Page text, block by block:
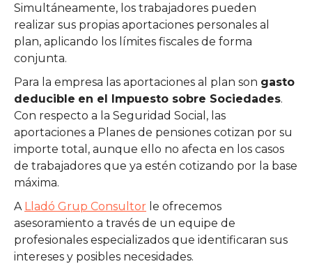
Simultáneamente, los trabajadores pueden
realizar sus propias aportaciones personales al
plan, aplicando los límites fiscales de forma
conjunta.
Para la empresa las aportaciones al plan son gasto
deducible en el Impuesto sobre Sociedades.
Con respecto a la Seguridad Social, las
aportaciones a Planes de pensiones cotizan por su
importe total, aunque ello no afecta en los casos
de trabajadores que ya estén cotizando por la base
máxima.
A Lladó Grup Consultor le ofrecemos
asesoramiento a través de un equipe de
profesionales especializados que identificaran sus
intereses y posibles necesidades.